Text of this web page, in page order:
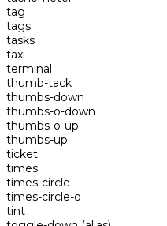
tag
tags
tasks
taxi
terminal
thumb-tack
thumbs-down
thumbs-o-down
thumbs-o-up
thumbs-up
ticket
times
times-circle
times-circle-o
tint